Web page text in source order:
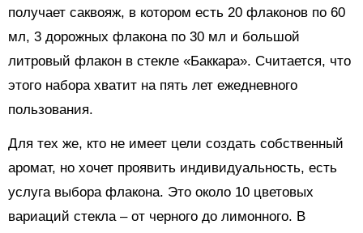
получает саквояж, в котором есть 20 флаконов по 60
мл, 3 дорожных флакона по 30 мл и большой
литровый флакон в стекле «Баккара». Считается, что
этого набора хватит на пять лет ежедневного
пользования.
Для тех же, кто не имеет цели создать собственный
аромат, но хочет проявить индивидуальность, есть
услуга выбора флакона. Это около 10 цветовых
вариаций стекла – от черного до лимонного. В